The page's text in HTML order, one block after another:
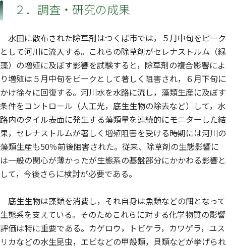
２．調査・研究の成果
水田に散布された除草剤はつくば市では，５月中旬をピーク
として河川に流入する。これらの除草剤がセレナストルム（緑
藻）の増殖に及ぼす影響を試験すると，除草剤の複合影響によ
り増殖は５月中旬をピークとして著しく阻害され，６月下旬に
かけ徐々に回復する。河川水を水路に流し，藻類生産に及ぼす
条件をコントロール（人工光，底生生物の除去など）して，水
路内のタイル表面に発生する藻類量を連続的にモニターした結
果，セレナストルムが著しく増殖阻害を受ける時期には河川の
藻類生産も50％前後阻害された。従来、除草剤の生態影響に
は一般の関心が薄かったが生態系の基盤部分にかかわる影響と
して，今後さらに検討が必要である。
底生生物は藻類を消費し，それ自身は魚類などの餌となって
生態系を支えている。そのためこれらに対する化学物質の影響
評価は特に重要である。カゲロウ，トビケラ，カワゲラ，ユス
リカなどの水生昆虫，エビなどの甲殻類，貝類などが挙げられ